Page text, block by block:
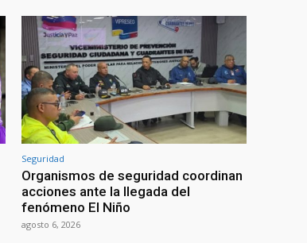
Seguridad
Organismos de seguridad coordinan
acciones ante la llegada del
fenómeno El Niño
agosto 6, 2026